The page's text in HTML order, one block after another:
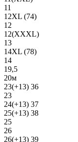
11
12XL (74)
12
12(ХХХL)
13
14XL (78)
14
19,5
20м
23(+13) 36
23
24(+13) 37
25(+13) 38
25
26
26(+13) 39